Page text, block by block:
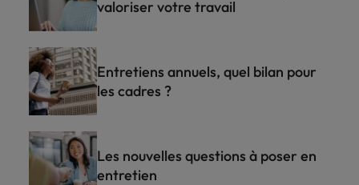
valoriser votre travail
Entretiens annuels, quel bilan pour
les cadres ?
Les nouvelles questions à poser en
entretien